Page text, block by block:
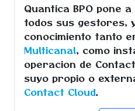
Quantica BPO pone
todos sus gestores,
conocimiento tanto
Multicanal, como
operacion de
suyo propio o
Contact Cloud.